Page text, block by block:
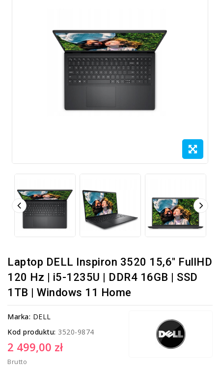
Laptop DELL Inspiron 3520 15,6" FullHD
120 Hz | i5-1235U | DDR4 16GB | SSD
1TB | Windows 11 Home
Marka: DELL
Kod produktu: 3520-9874
2 499,00 zł
Brutto